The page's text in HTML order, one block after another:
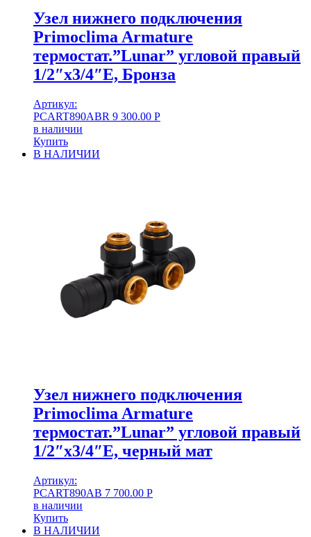
Узел нижнего подключения
Primoclima Armature
термостат.”Lunar” угловой правый
1/2″х3/4″Е, Бронза
Артикул:
PCART890ABR 9 300.00 Р
в наличии
Купить
В НАЛИЧИИ
Узел нижнего подключения
Primoclima Armature
термостат.”Lunar” угловой правый
1/2″х3/4″Е, черный мат
Артикул:
PCART890AB 7 700.00 Р
в наличии
Купить
В НАЛИЧИИ